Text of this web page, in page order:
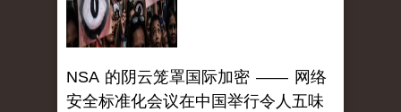
NSA 的阴云笼罩国际加密 —— 网络
安全标准化会议在中国举行令人五味